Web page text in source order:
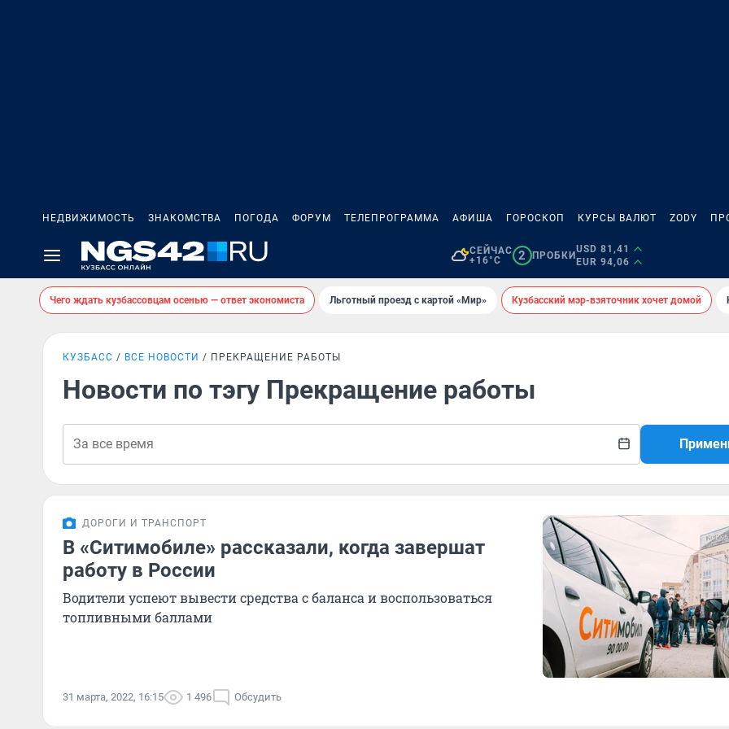
НЕДВИЖИМОСТЬ ЗНАКОМСТВА ПОГОДА ФОРУМ ТЕЛЕПРОГРАММА АФИША ГОРОСКОП КУРСЫ ВАЛЮТ ZODY
СЕЙЧАС
+16°C
2 ПРОБКИ
USD 81,41
EUR 94,06
Чего ждать кузбассовцам осенью — ответ экономиста Льготный проезд с картой «Мир» Кузбасский мэр-взяточник хочет домой
КУЗБАСС ВСЕ НОВОСТИ ПРЕКРАЩЕНИЕ РАБОТЫ
Новости по тэгу Прекращение работы
ДОРОГИ И ТРАНСПОРТ
В «Ситимобиле» рассказали, когда завершат
работу в России
Водители успеют вывести средства с баланса и воспользоваться
топливными баллами
31 марта, 2022, 16:15 1 496 Обсудить